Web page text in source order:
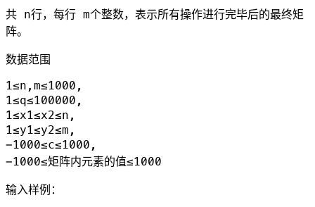
共 n行，每行 m个整数，表示所有操作进行完毕后的最终矩
阵。
数据范围
1≤n,m≤1000,
1≤q≤100000,
1≤x1≤x2≤n,
1≤y1≤y2≤m,
−1000≤c≤1000,
输入样例：